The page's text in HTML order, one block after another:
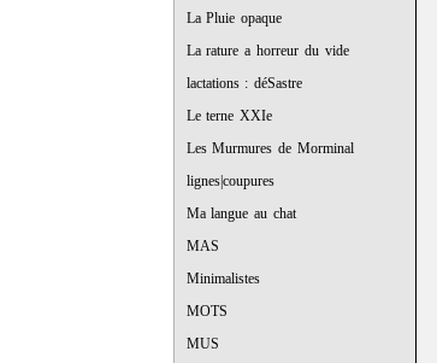
La Pluie opaque
La rature a horreur du vide
lactations : déSastre
Le terne XXIe
Les Murmures de Morminal
lignes|coupures
Ma langue au chat
MAS
Minimalistes
MOTS
MUS